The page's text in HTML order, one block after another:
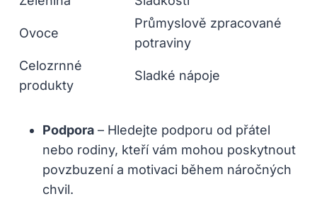
Ovoce
Průmyslově zpracované
potraviny
Celozrnné
produkty
Sladké nápoje
Podpora – Hledejte podporu od přátel
nebo rodiny, kteří vám mohou poskytnout
povzbuzení a motivaci během náročných
chvil.